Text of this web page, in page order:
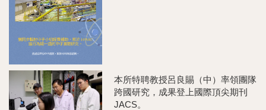
本所特聘教授呂良賜（中）率領團隊
跨國研究，成果登上國際頂尖期刊
JACS。